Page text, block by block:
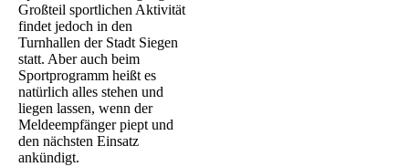
Großteil sportlichen Aktivität
findet jedoch in den
Turnhallen der Stadt Siegen
statt. Aber auch beim
Sportprogramm heißt es
natürlich alles stehen und
liegen lassen, wenn der
Meldeempfänger piept und
den nächsten Einsatz
ankündigt.